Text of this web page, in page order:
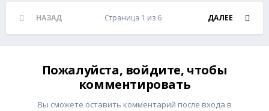
НАЗАД ДАЛЕЕ
Страница 1 из 6
Пожалуйста, войдите, чтобы
комментировать
Вы сможете оставить комментарий после входа в